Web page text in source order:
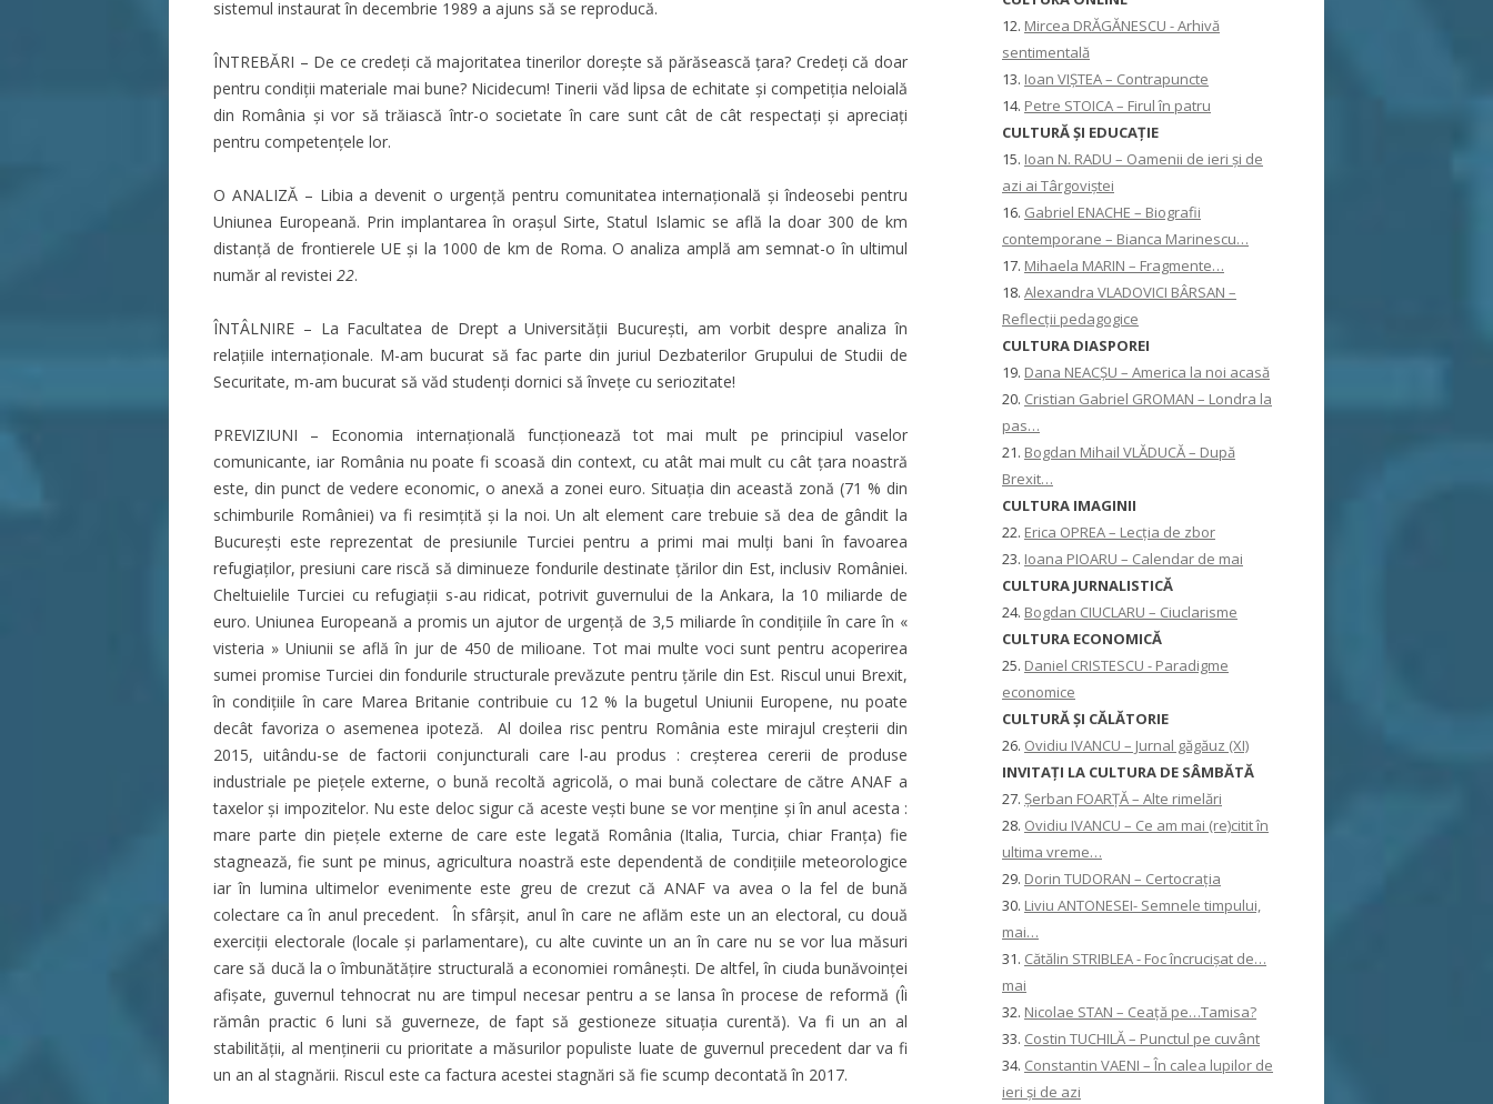
sistemul instaurat în decembrie 1989 a ajuns să se reproducă.
ÎNTREBĂRI – De ce credeți că majoritatea tinerilor dorește să părăsească țara? Credeți că doar
pentru condiții materiale mai bune? Nicidecum! Tinerii văd lipsa de echitate și competiția neloială
din România și vor să trăiască într-o societate în care sunt cât de cât respectați și apreciați
pentru competențele lor.
O ANALIZĂ – Libia a devenit o urgență pentru comunitatea internațională și îndeosebi pentru
Uniunea Europeană. Prin implantarea în orașul Sirte, Statul Islamic se află la doar 300 de km
distanță de frontierele UE și la 1000 de km de Roma. O analiza amplă am semnat-o în ultimul
număr al revistei 22.
ÎNTÂLNIRE – La Facultatea de Drept a Universității București, am vorbit despre analiza în
relațiile internaționale. M-am bucurat să fac parte din juriul Dezbaterilor Grupului de Studii de
Securitate, m-am bucurat să văd studenți dornici să învețe cu seriozitate!
PREVIZIUNI – Economia internațională funcționează tot mai mult pe principiul vaselor
comunicante, iar România nu poate fi scoasă din context, cu atât mai mult cu cât țara noastră
este, din punct de vedere economic, o anexă a zonei euro. Situația din această zonă (71 % din
schimburile României) va fi resimțită și la noi. Un alt element care trebuie să dea de gândit la
București este reprezentat de presiunile Turciei pentru a primi mai mulți bani în favoarea
refugiaților, presiuni care riscă să diminueze fondurile destinate țărilor din Est, inclusiv României.
Cheltuielile Turciei cu refugiații s-au ridicat, potrivit guvernului de la Ankara, la 10 miliarde de
euro. Uniunea Europeană a promis un ajutor de urgență de 3,5 miliarde în condițiile în care în «
visteria » Uniunii se află în jur de 450 de milioane. Tot mai multe voci sunt pentru acoperirea
sumei promise Turciei din fondurile structurale prevăzute pentru țările din Est. Riscul unui Brexit,
în condițiile în care Marea Britanie contribuie cu 12 % la bugetul Uniunii Europene, nu poate
decât favoriza o asemenea ipoteză. Al doilea risc pentru România este mirajul creșterii din
2015, uitându-se de factorii conjuncturali care l-au produs : creșterea cererii de produse
industriale pe piețele externe, o bună recoltă agricolă, o mai bună colectare de către ANAF a
taxelor și impozitelor. Nu este deloc sigur că aceste vești bune se vor menține și în anul acesta :
mare parte din piețele externe de care este legată România (Italia, Turcia, chiar Franța) fie
stagnează, fie sunt pe minus, agricultura noastră este dependentă de condițiile meteorologice
iar în lumina ultimelor evenimente este greu de crezut că ANAF va avea o la fel de bună
colectare ca în anul precedent. În sfârșit, anul în care ne aflăm este un an electoral, cu două
exerciții electorale (locale și parlamentare), cu alte cuvinte un an în care nu se vor lua măsuri
care să ducă la o îmbunătățire structurală a economiei românești. De altfel, în ciuda bunăvoinței
afișate, guvernul tehnocrat nu are timpul necesar pentru a se lansa în procese de reformă (Îi
rămân practic 6 luni să guverneze, de fapt să gestioneze situația curentă). Va fi un an al
stabilității, al menținerii cu prioritate a măsurilor populiste luate de guvernul precedent dar va fi
un an al stagnării. Riscul este ca factura acestei stagnări să fie scump decontată în 2017.
12. Mircea DRĂGĂNESCU - Arhivă
sentimentală
13. Ioan VIȘTEA – Contrapuncte
14. Petre STOICA – Firul în patru
CULTURĂ ŞI EDUCAŢIE
15. Ioan N. RADU – Oamenii de ieri și de
azi ai Târgoviștei
16. Gabriel ENACHE – Biografii
contemporane – Bianca Marinescu…
17. Mihaela MARIN – Fragmente…
18. Alexandra VLADOVICI BÂRSAN –
Reflecții pedagogice
CULTURA DIASPOREI
19. Dana NEACȘU – America la noi acasă
20. Cristian Gabriel GROMAN – Londra la
pas…
21. Bogdan Mihail VLĂDUCĂ – După
Brexit…
CULTURA IMAGINII
22. Erica OPREA – Lecția de zbor
23. Ioana PIOARU – Calendar de mai
CULTURA JURNALISTICĂ
24. Bogdan CIUCLARU – Ciuclarisme
CULTURA ECONOMICĂ
25. Daniel CRISTESCU - Paradigme
economice
CULTURĂ ȘI CĂLĂTORIE
26. Ovidiu IVANCU – Jurnal găgăuz (XI)
INVITAŢI LA CULTURA DE SÂMBĂTĂ
27. Șerban FOARȚĂ – Alte rimelări
28. Ovidiu IVANCU – Ce am mai (re)citit în
ultima vreme…
29. Dorin TUDORAN – Certocrația
30. Liviu ANTONESEI- Semnele timpului,
mai…
31. Cătălin STRIBLEA - Foc încrucișat de…
mai
32. Nicolae STAN – Ceață pe…Tamisa?
33. Costin TUCHILĂ – Punctul pe cuvânt
34. Constantin VAENI – În calea lupilor de
ieri și de azi